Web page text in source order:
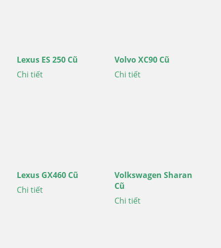
Lexus ES 250 Cũ
Chi tiết
Volvo XC90 Cũ
Chi tiết
Lexus GX460 Cũ
Chi tiết
Volkswagen Sharan
Cũ
Chi tiết